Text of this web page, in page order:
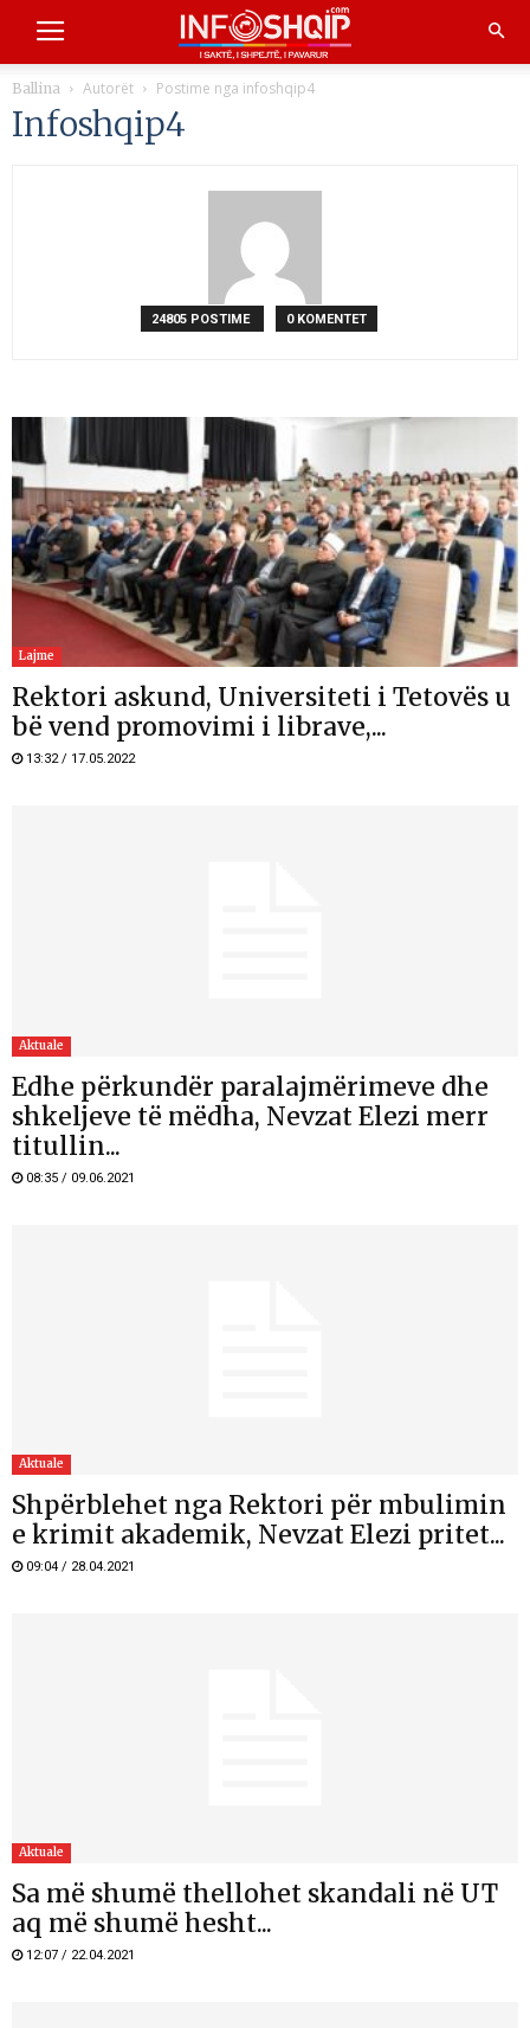
Ballina Autorët Postime nga infoshqip4
Infoshqip4
24805 POSTIME 0 KOMENTET
Lajme
Rektori askund, Universiteti i Tetovës u
bë vend promovimi i librave,...
13:32 / 17.05.2022
Aktuale
Edhe përkundër paralajmërimeve dhe
shkeljeve të mëdha, Nevzat Elezi merr
titullin...
08:35 / 09.06.2021
Aktuale
Shpërblehet nga Rektori për mbulimin
e krimit akademik, Nevzat Elezi pritet...
09:04 / 28.04.2021
Aktuale
Sa më shumë thellohet skandali në UT
aq më shumë hesht...
12:07 / 22.04.2021